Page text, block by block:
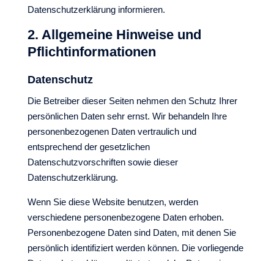
Datenschutzerklärung informieren.
2. Allgemeine Hinweise und
Pflichtinformationen
Datenschutz
Die Betreiber dieser Seiten nehmen den Schutz Ihrer
persönlichen Daten sehr ernst. Wir behandeln Ihre
personenbezogenen Daten vertraulich und
entsprechend der gesetzlichen
Datenschutzvorschriften sowie dieser
Datenschutzerklärung.
Wenn Sie diese Website benutzen, werden
verschiedene personenbezogene Daten erhoben.
Personenbezogene Daten sind Daten, mit denen Sie
persönlich identifiziert werden können. Die vorliegende